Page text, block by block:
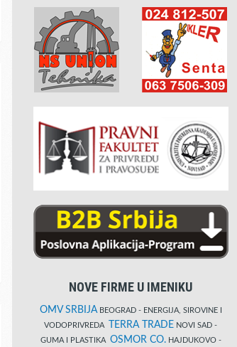
NOVE FIRME U IMENIKU
OMV SRBIJABEOGRAD - ENERGIJA, SIROVINE I
VODOPRIVREDA
TERRA TRADE NOVI SAD -
GUMA I PLASTIKA OSMOR CO.HAJDUKOVO -